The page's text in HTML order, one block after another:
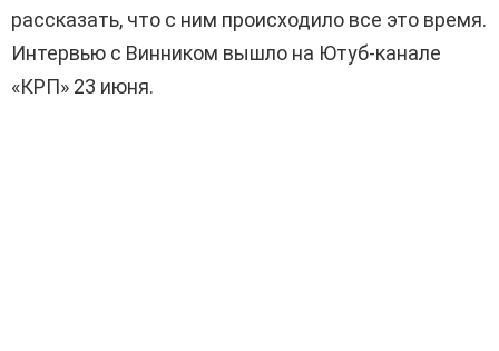
рассказать, что с ним происходило все это время.
Интервью с Винником вышло на Ютуб-канале
«КРП» 23 июня.